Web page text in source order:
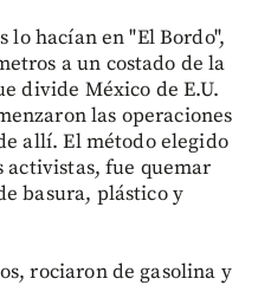
lo hacían en "El Bordo",
a un costado de la
divide México de E.U.
las operaciones
allí. El método elegido
activistas, fue quemar
basura, plástico y
rociaron de gasolina y